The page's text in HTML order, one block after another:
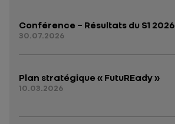
Conférence – Résultats du S1 2026
30.07.2026
Plan stratégique « FutuREady »
10.03.2026